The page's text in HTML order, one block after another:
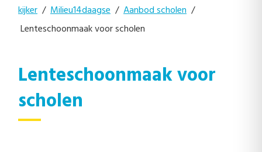
kijker / Milieu14daagse / Aanbod scholen /
Lenteschoonmaak voor scholen
Lenteschoonmaak voor
scholen